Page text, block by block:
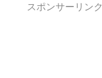
スポンサーリンク